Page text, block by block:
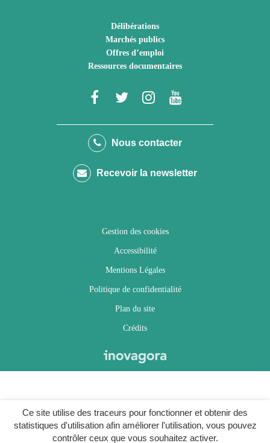
Ce site utilise des traceurs pour fonctionner et obtenir des
statistiques d'utilisation afin améliorer l'utilisation, vous pouvez
contrôler ceux que vous souhaitez activer.
Délibérations
Marchés publics
Offres d’emploi
Ressources documentaires
Lien
le
Facebook
Lien
le
Twitter
Lien
le
Instagram
Youtube
Nous contacter
Recevoir la newsletter
Gestion des cookies
Accessibilité
Mentions Légales
Politique de confidentialité
Plan du site
Crédits